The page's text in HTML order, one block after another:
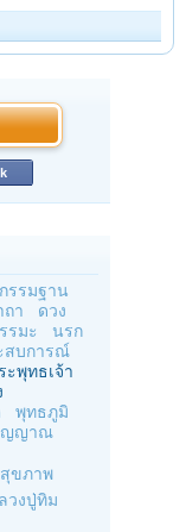
กรรมฐาน
ถา
ดวง
รมะ
นรก
สบการณ์
ะพุทธเจ้า
พุทธภูมิ
ญญาณ
สุขภาพ
วงปู่ทิม